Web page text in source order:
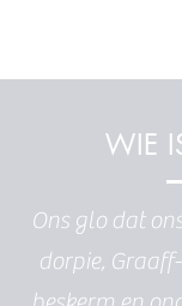
WIE
Ons glo dat
dorpie,